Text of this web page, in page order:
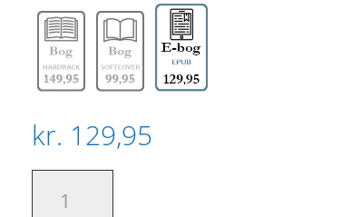
kr. 129,95
Glemsom